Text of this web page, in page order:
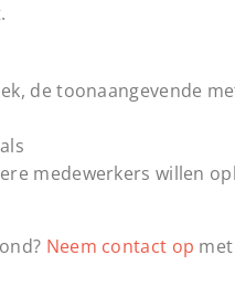
de toonaangevende
medewerkers willen
Neem contact op